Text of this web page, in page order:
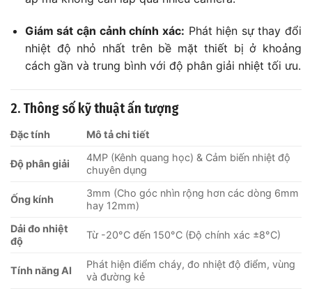
Giám sát cận cảnh chính xác: Phát hiện sự thay đổi
nhiệt độ nhỏ nhất trên bề mặt thiết bị ở khoảng
cách gần và trung bình với độ phân giải nhiệt tối ưu.
2. Thông số kỹ thuật ấn tượng
Đặc tính Mô tả chi tiết
Độ phân giải
4MP (Kênh quang học) & Cảm biến nhiệt độ
chuyên dụng
Ống kính
3mm (Cho góc nhìn rộng hơn các dòng 6mm
hay 12mm)
Dải đo nhiệt
độ
Từ -20°C đến 150°C (Độ chính xác ±8°C)
Tính năng AI
Phát hiện điểm cháy, đo nhiệt độ điểm, vùng
và đường kẻ